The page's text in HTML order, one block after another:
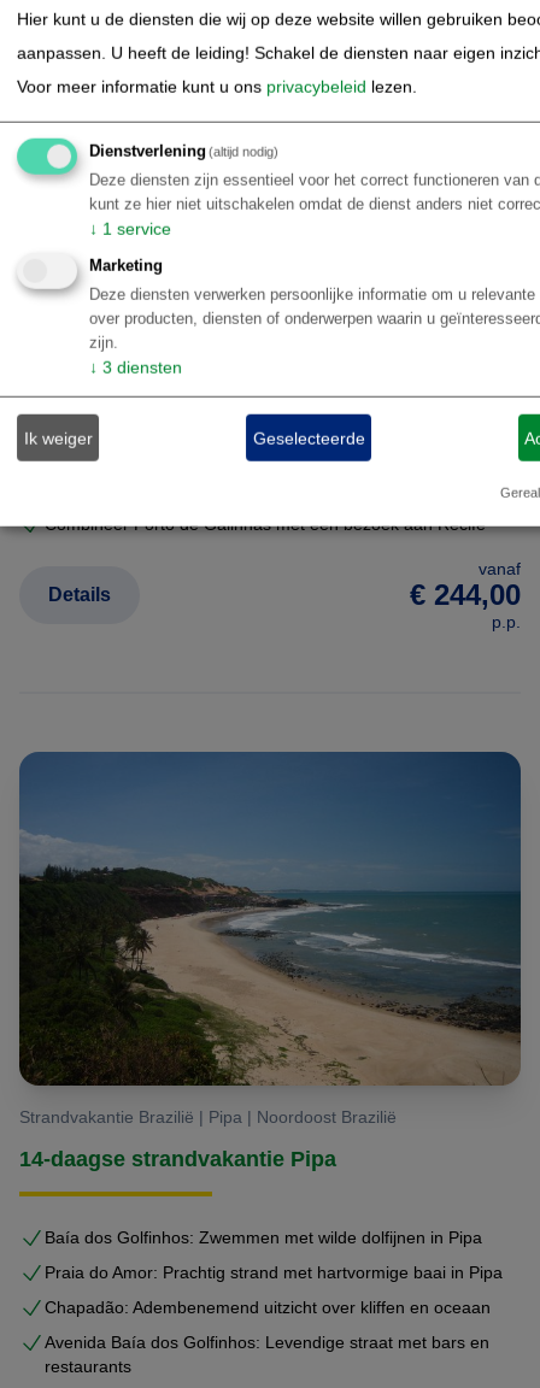
Bouwstenen Brazilië | Porto de Galinhas | Noordoost Brazilië
Porto de Galinhas arrangement
Fantastische badplaats om te snorkelen voor de kust
Combineer Porto de Galinhas met een bezoek aan Recife
vanaf
€ 244,00
p.p.
Details
Strandvakantie Brazilië | Pipa | Noordoost Brazilië
14-daagse strandvakantie Pipa
Baía dos Golfinhos: Zwemmen met wilde dolfijnen in Pipa
Praia do Amor: Prachtig strand met hartvormige baai in Pipa
Chapadão: Adembenemend uitzicht over kliffen en oceaan
Avenida Baía dos Golfinhos: Levendige straat met bars en
restaurants
Hier kunt u de diensten die wij op deze website willen gebruiken
aanpassen. U heeft de leiding! Schakel de diensten naar eigen
Voor meer informatie kunt u ons privacybeleid lezen.
Dienstverlening(altijd nodig)
Deze diensten zijn essentieel voor het correct functioneren van
kunt ze hier niet uitschakelen omdat de dienst anders niet
↓ 1 service
Marketing
Deze diensten verwerken persoonlijke informatie om u
over producten, diensten of onderwerpen waarin u
zijn.
↓ 3 diensten
Ik weiger Geselecteerde